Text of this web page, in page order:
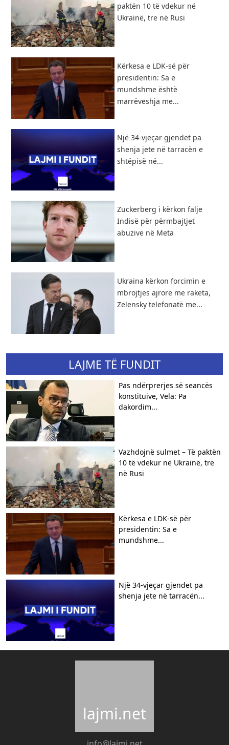
paktën 10 të vdekur në
Ukrainë, tre në Rusi
Kërkesa e LDK-së për
presidentin: Sa e
mundshme është
marrëveshja me...
Një 34-vjeçar gjendet pa
shenja jete në tarracën e
shtëpisë në...
Zuckerberg i kërkon falje
Indisë për përmbajtjet
abuzive në Meta
Ukraina kërkon forcimin e
mbrojtjes ajrore me raketa,
Zelensky telefonatë me...
LAJME TË FUNDIT
Pas ndërprerjes së seancës
konstituive, Vela: Pa
dakordim...
Vazhdojnë sulmet – Të paktën
10 të vdekur në Ukrainë, tre
në Rusi
Kërkesa e LDK-së për
presidentin: Sa e
mundshme...
Një 34-vjeçar gjendet pa
shenja jete në tarracën...
lajmi.net